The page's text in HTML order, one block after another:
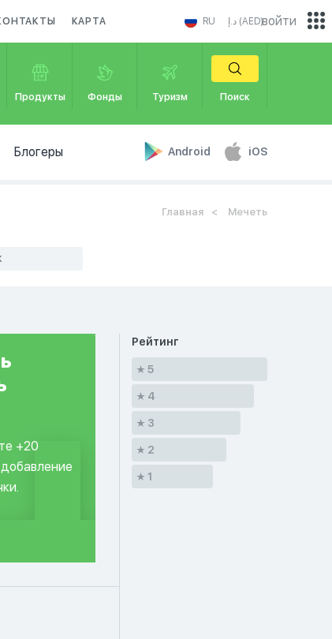
КАРТА RU د.إ (AED)
Продукты Фонды Туризм Поиск
Блогеры Android iOS
войти
Главная Мечеть
+20
Рейтинг
5
4
3
2
1